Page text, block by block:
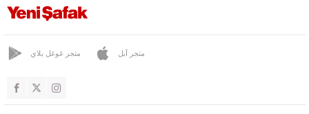
يابراكلي
يايلاكنت
جوروم
دينيزلي
متجر غوغل بلاي متجر آبل